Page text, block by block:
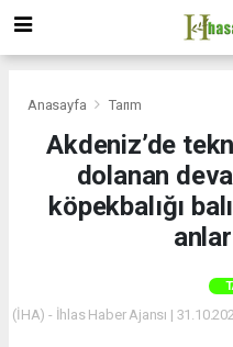
Anasayfa Tarım
Akdeniz’de
dolanan
köpekbalığı
(İHA) - İhlas Haber Ajansı |